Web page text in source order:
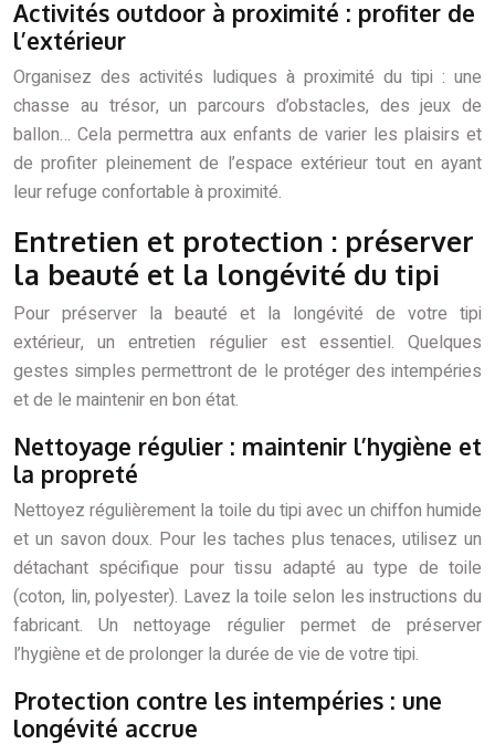
Activités outdoor à proximité : profiter de
l’extérieur
Organisez des activités ludiques à proximité du tipi : une
chasse au trésor, un parcours d’obstacles, des jeux de
ballon… Cela permettra aux enfants de varier les plaisirs et
de profiter pleinement de l’espace extérieur tout en ayant
leur refuge confortable à proximité.
Entretien et protection : préserver
la beauté et la longévité du tipi
Pour préserver la beauté et la longévité de votre tipi
extérieur, un entretien régulier est essentiel. Quelques
gestes simples permettront de le protéger des intempéries
et de le maintenir en bon état.
Nettoyage régulier : maintenir l’hygiène et
la propreté
Nettoyez régulièrement la toile du tipi avec un chiffon humide
et un savon doux. Pour les taches plus tenaces, utilisez un
détachant spécifique pour tissu adapté au type de toile
(coton, lin, polyester). Lavez la toile selon les instructions du
fabricant. Un nettoyage régulier permet de préserver
l’hygiène et de prolonger la durée de vie de votre tipi.
Protection contre les intempéries : une
longévité accrue